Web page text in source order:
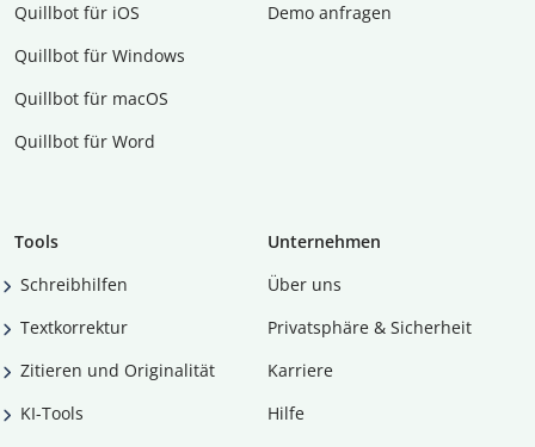
Quillbot für iOS
Quillbot für Windows
Quillbot für macOS
Quillbot für Word
Demo anfragen
Tools
Schreibhilfen
Textkorrektur
Zitieren und Originalität
KI-Tools
Unternehmen
Über uns
Privatsphäre & Sicherheit
Karriere
Hilfe